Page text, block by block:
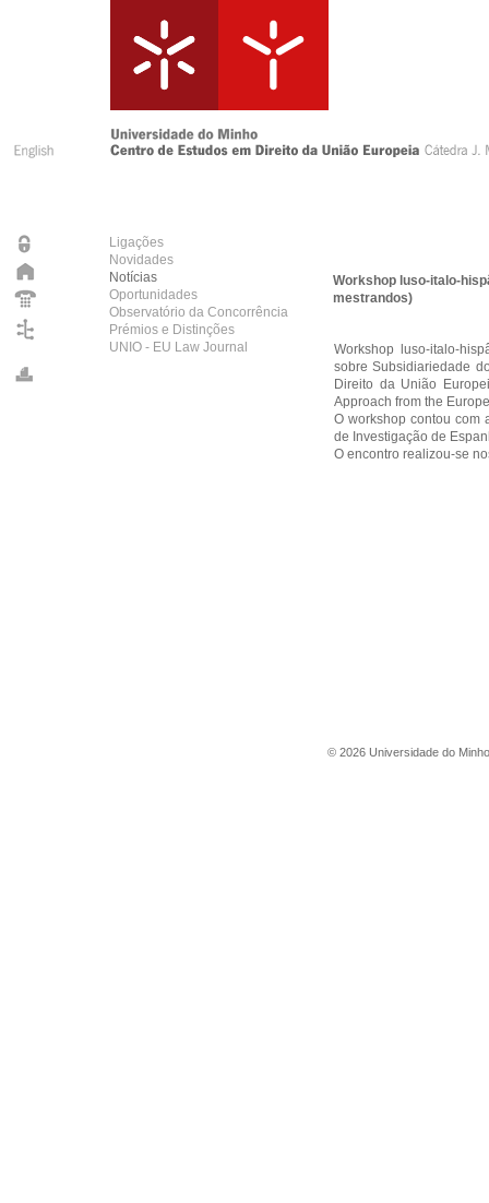
Ligações
Novidades
Notícias
Oportunidades
Observatório da Concorrência
Prémios e Distinções
UNIO - EU Law Journal
Workshop luso-italo-
mestrandos)
Workshop luso-italo-
sobre Subsidiariedade
Direito da União
Approach from the
O workshop contou com
de Investigação de
O encontro realizou-se
© 2026 Universidade do